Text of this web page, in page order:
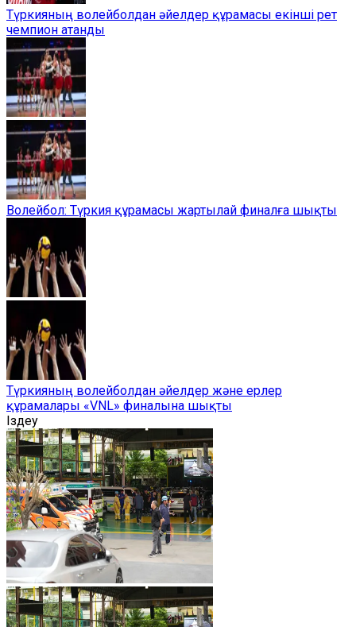
Түркияның волейболдан әйелдер құрамасы екінші рет
чемпион атанды
Волейбол: Түркия құрамасы жартылай финалға шықты
Түркияның волейболдан әйелдер және ерлер
құрамалары «VNL» финалына шықты
Іздеу